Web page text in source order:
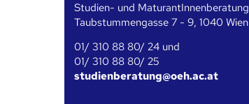
Studien- und MaturantInnenberatung
Taubstummengasse 7 - 9, 1040 Wien
01/ 310 88 80/ 24 und
01/ 310 88 80/ 25
studienberatung@oeh.ac.at